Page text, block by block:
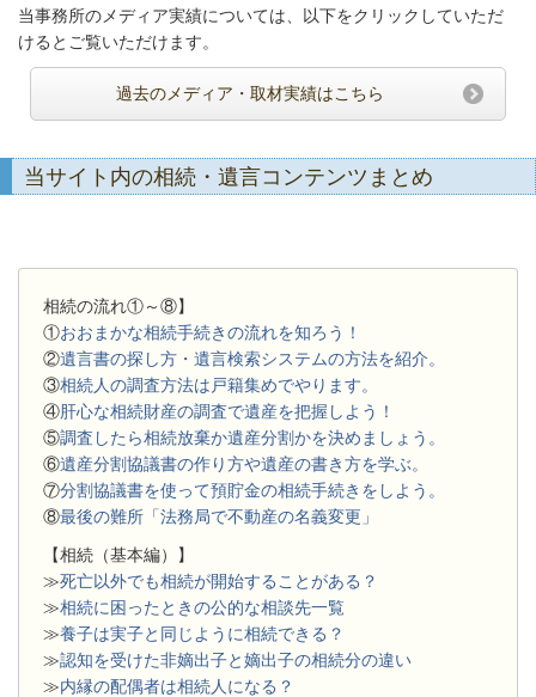
当事務所のメディア実績については、以下をクリックしていただ
けるとご覧いただけます。
過去のメディア・取材実績はこちら
当サイト内の相続・遺言コンテンツまとめ
相続の流れ①～⑧】
①おおまかな相続手続きの流れを知ろう！
②遺言書の探し方・遺言検索システムの方法を紹介。
③相続人の調査方法は戸籍集めでやります。
④肝心な相続財産の調査で遺産を把握しよう！
⑤調査したら相続放棄か遺産分割かを決めましょう。
⑥遺産分割協議書の作り方や遺産の書き方を学ぶ。
⑦分割協議書を使って預貯金の相続手続きをしよう。
⑧最後の難所「法務局で不動産の名義変更」
【相続（基本編）】
≫死亡以外でも相続が開始することがある？
≫相続に困ったときの公的な相談先一覧
≫養子は実子と同じように相続できる？
≫認知を受けた非嫡出子と嫡出子の相続分の違い
≫内縁の配偶者は相続人になる？